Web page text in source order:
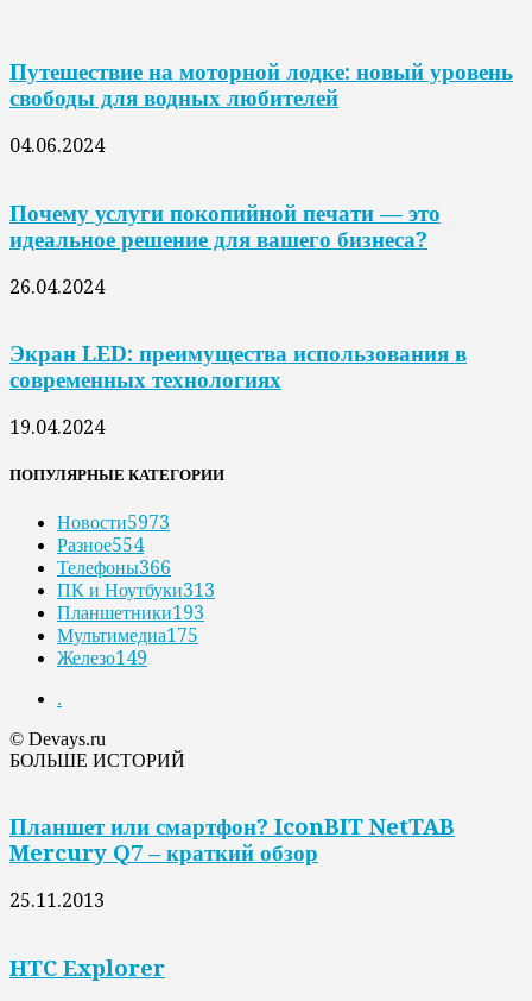
Путешествие на моторной лодке: новый уровень
свободы для водных любителей
04.06.2024
Почему услуги покопийной печати — это
идеальное решение для вашего бизнеса?
26.04.2024
Экран LED: преимущества использования в
современных технологиях
19.04.2024
ПОПУЛЯРНЫЕ КАТЕГОРИИ
Новости5973
Разное554
Телефоны366
ПК и Ноутбуки313
Планшетники193
Мультимедиа175
Железо149
.
© Devays.ru
БОЛЬШЕ ИСТОРИЙ
Планшет или смартфон? IconBIT NetTAB
Mercury Q7 – краткий обзор
25.11.2013
HTC Explorer